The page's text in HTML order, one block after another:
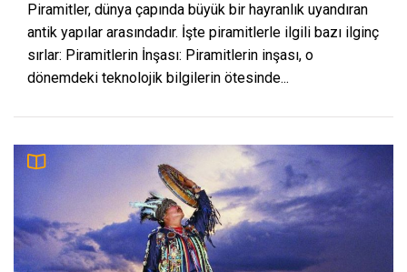
Piramitler, dünya çapında büyük bir hayranlık uyandıran
antik yapılar arasındadır. İşte piramitlerle ilgili bazı ilginç
sırlar: Piramitlerin İnşası: Piramitlerin inşası, o
dönemdeki teknolojik bilgilerin ötesinde...